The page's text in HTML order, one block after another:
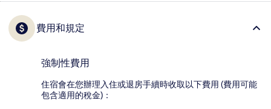
費用和規定
強制性費用
住宿會在您辦理入住或退房手續時收取以下費用 (費用可能
包含適用的稅金)：